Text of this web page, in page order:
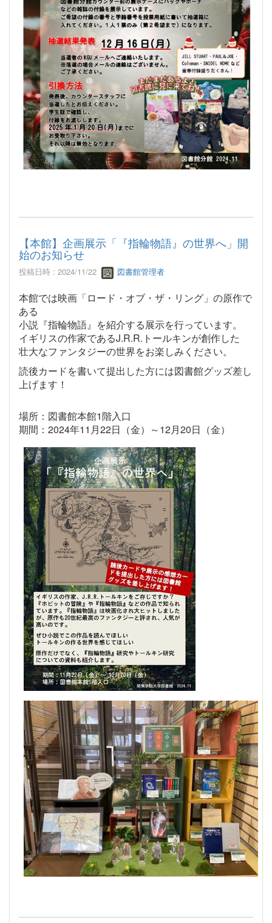
【本館】企画展示「『指輪物語』の世界へ」開
始のお知らせ
投稿日時 : 2024/11/22 図書館管理者
本館では映画「ロード・オブ・ザ・リング」の原作で
ある
小説『指輪物語』を紹介する展示を行っています。
イギリスの作家であるJ.R.R.トールキンが創作した
壮大なファンタジーの世界をお楽しみください。
読後カードを書いて提出した方には図書館グッズ差し
上げます！
場所：図書館本館1階入口
期間：2024年11月22日（金）～12月20日（金）